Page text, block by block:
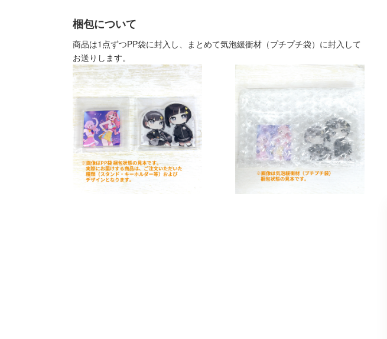
梱包について
商品は1点ずつPP袋に封入し、まとめて気泡緩衝材（プチプチ袋）に封入して
お送りします。